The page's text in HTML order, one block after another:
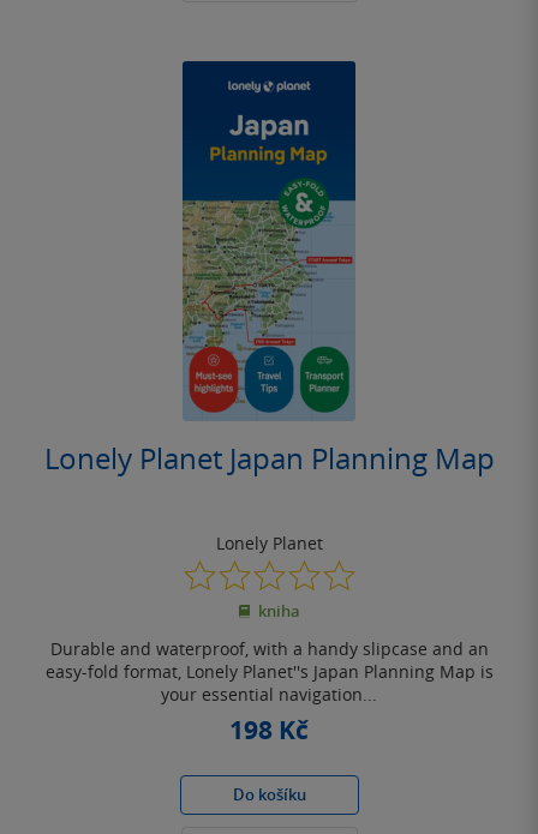
Lonely Planet Japan Planning Map
Lonely Planet
0.0
z
5
kniha
Durable and waterproof, with a handy slipcase and an
easy-fold format, Lonely Planet''s Japan Planning Map is
your essential navigation...
198 Kč
Do košíku